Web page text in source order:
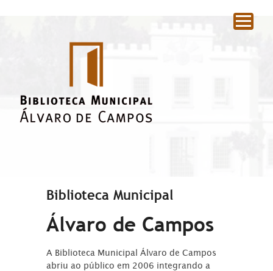
Biblioteca Municipal
Álvaro de Campos
A Biblioteca Municipal Álvaro de Campos
abriu ao público em 2006 integrando a